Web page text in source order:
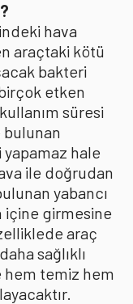
hava
araçtaki kötü
bakteri
etken
süresi
hale
ile doğrudan
yabancı
içine girmesine
araç
sağlıklı
hem temiz hem